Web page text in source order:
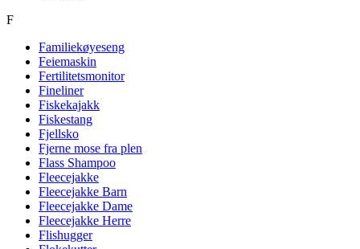
F
Familiekøyeseng
Feiemaskin
Fertilitetsmonitor
Fineliner
Fiskekajakk
Fiskestang
Fjellsko
Fjerne mose fra plen
Flass Shampoo
Fleecejakke
Fleecejakke Barn
Fleecejakke Dame
Fleecejakke Herre
Flishugger